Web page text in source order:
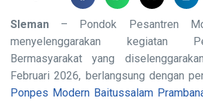
Sleman – Pondok Pesantren
menyelenggarakan kegiatan
Bermasyarakat yang
Februari 2026, berlangsung dengan
Ponpes Modern Baitussalam